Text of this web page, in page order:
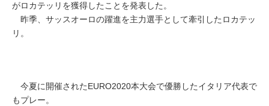
がロカテッリを獲得したことを発表した。
昨季、サッスオーロの躍進を主力選手として牽引したロカテッ
リ。
今夏に開催されたEURO2020本大会で優勝したイタリア代表で
もプレー。